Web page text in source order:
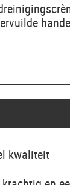
kwaliteit